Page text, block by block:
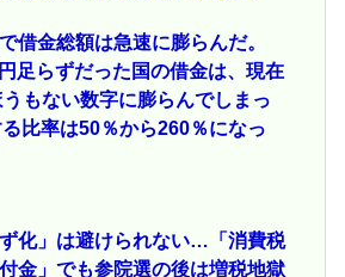
借金総額は急速に膨らんだ。
足らずだった国の借金は、現在
もない数字に膨らんでしまっ
比率は50％から260％になっ
化」は避けられない…「消費税
金」でも参院選の後は増税地獄